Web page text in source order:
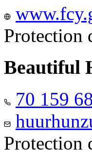
Protection
Beautiful
70 159
Protection